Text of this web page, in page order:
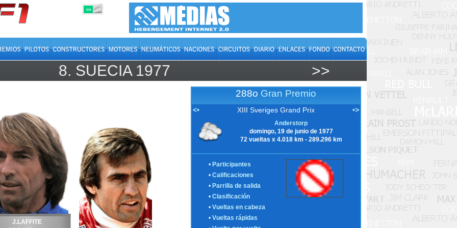
ON OFF
8. SUECIA 1977 >>
J.LAFFITE
288o Gran Premio
<• XIII Sveriges Grand Prix •>
Anderstorp
domingo, 19 de junio de 1977
72 vueltas x 4.018 km - 289.296 km
• Participantes
• Calificaciones
• Parrilla de salida
• Clasificación
• Vueltas en cabeza
• Vueltas rápidas